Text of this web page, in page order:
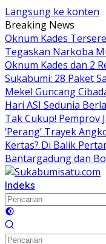
Langsung ke konten
Breaking News
Oknum Kades
Tegaskan Narkoba
Oknum Kades dan 2
Sukabumi: 28 Paket
Mekel Guncang
Hari ASI Sedunia
Tak Cukup! Pemprov
‘Perang’ Trayek
Kertas? Di Balik
Bantargadung dan
Indeks